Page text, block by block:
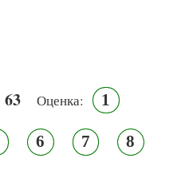
63 Оценка: 1
6 7 8